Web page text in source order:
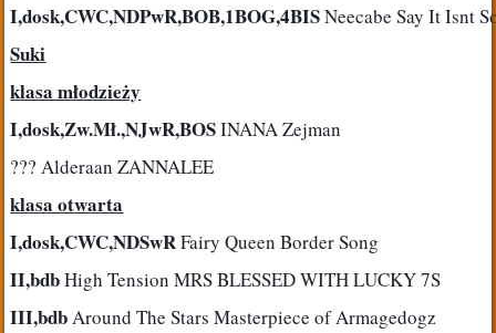
I,dosk,CWC,NDPwR,BOB,1BOG,4BIS Neecabe Say It Isnt
Suki
klasa młodzieży
I,dosk,Zw.Mł.,NJwR,BOS INANA Zejman
??? Alderaan ZANNALEE
klasa otwarta
I,dosk,CWC,NDSwR Fairy Queen Border Song
II,bdb High Tension MRS BLESSED WITH LUCKY 7S
III,bdb Around The Stars Masterpiece of Armagedogz